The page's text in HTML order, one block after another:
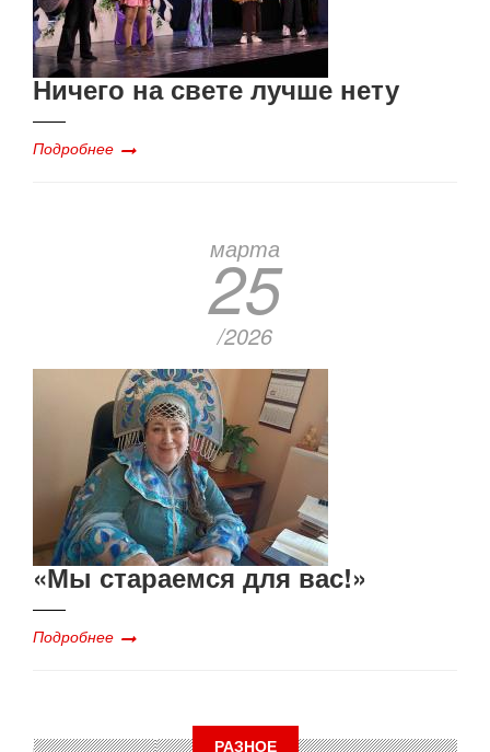
Ничего на свете лучше нету
Подробнее
марта
25
/2026
«Мы стараемся для вас!»
Подробнее
РАЗНОЕ